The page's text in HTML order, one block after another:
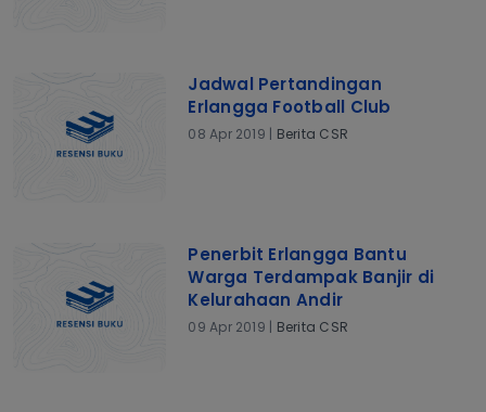
Jadwal Pertandingan
Erlangga Football Club
08 Apr 2019 | Berita CSR
Penerbit Erlangga Bantu
Warga Terdampak Banjir di
Kelurahaan Andir
09 Apr 2019 | Berita CSR